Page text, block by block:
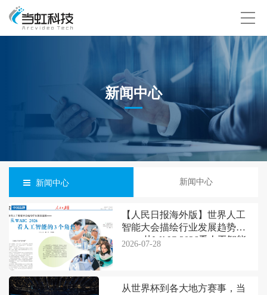
新闻中心
新闻中心 新闻中心
【人民日报海外版】世界人工
智能大会描绘行业发展趋势
—— 从WAIC 2026看人工智能
2026-07-28
从世界杯到各大地方赛事，当